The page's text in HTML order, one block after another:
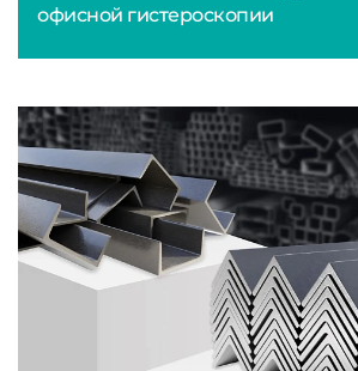
офисной гистероскопии